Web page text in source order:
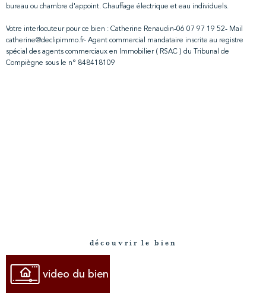
bureau ou chambre d'appoint. Chauffage électrique et eau individuels.
Votre interlocuteur pour ce bien : Catherine Renaudin-06 07 97 19 52- Mail
catherine@declipimmo.fr- Agent commercial mandataire inscrite au registre
spécial des agents commerciaux en Immobilier ( RSAC ) du Tribunal de
Compiègne sous le n° 848418109
découvrir le bien
video du bien